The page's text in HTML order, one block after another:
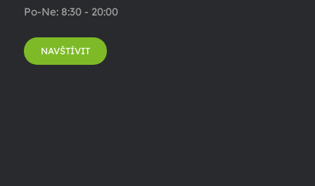
Po-Ne: 8:30 - 20:00
NAVŠTÍVIT